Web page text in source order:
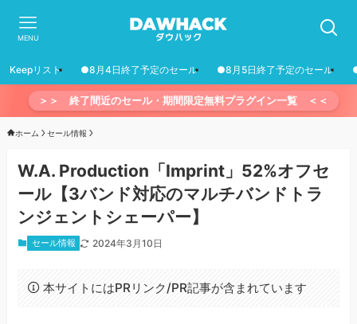
MENU
Keepリスト ●8月4日終了予定のセール ●8月5日終了予定のセール
＞＞ 終了間近のセール・期間限定無料プラグイン一覧 ＜＜
ホーム セール情報
W.A. Production「Imprint」52%オフセ
ール【3バンド対応のマルチバンドトラ
ンジェントシェーパー】
セール情報 2024年3月10日
本サイトにはPRリンク/PR記事が含まれています